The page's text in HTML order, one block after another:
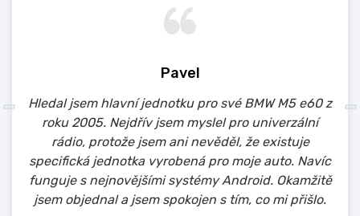
Pavel
Hledal jsem hlavní jednotku pro své BMW M5 e60 z
roku 2005. Nejdřív jsem myslel pro univerzální
rádio, protože jsem ani nevěděl, že existuje
specifická jednotka vyrobená pro moje auto. Navíc
funguje s nejnovějšími systémy Android. Okamžitě
jsem objednal a jsem spokojen s tím, co mi přišlo.